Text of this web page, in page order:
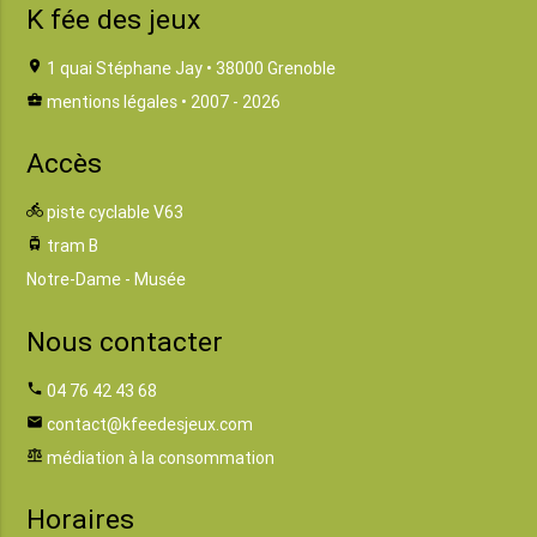
K fée des jeux
location_on 1 quai Stéphane Jay • 38000 Grenoble
business_center mentions légales • 2007 - 2026
Accès
directions_bike piste cyclable V63
tram tram B
Notre-Dame - Musée
Nous contacter
phone 04 76 42 43 68
email contact@kfeedesjeux.com
balance médiation à la consommation
Horaires